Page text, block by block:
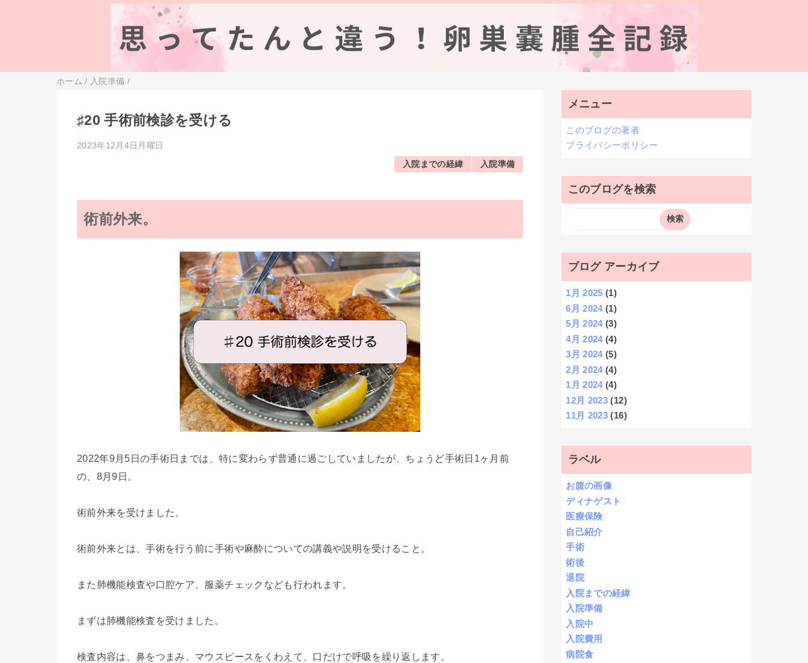
ホーム / 入院準備 /
♯20 手術前検診を受ける
2023年12月4日月曜日
入院までの経緯 入院準備
術前外来。
2022年9月5日の手術日までは、特に変わらず普通に過ごしていましたが、ちょうど手術日1ヶ月前
の、8月9日。
術前外来を受けました。
術前外来とは、手術を行う前に手術や麻酔についての講義や説明を受けること。
また肺機能検査や口腔ケア、服薬チェックなども行われます。
まずは肺機能検査を受けました。
検査内容は、鼻をつまみ、マウスピースをくわえて、口だけで呼吸を繰り返します。
メニュー
このブログの著者
プライバシーポリシー
このブログを検索
ブログ アーカイブ
1月 2025 (1)
6月 2024(1)
5月 2024(3)
4月 2024(4)
3月 2024(5)
2月 2024(4)
1月 2024(4)
12月 2023 (12)
11月 2023 (16)
ラベル
お腹の画像
ディナゲスト
医療保険
自己紹介
手術
術後
退院
入院までの経緯
入院準備
入院中
入院費用
病院食